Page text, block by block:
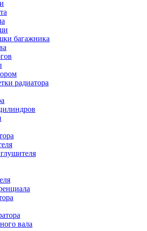
багажника
радиатора
вала